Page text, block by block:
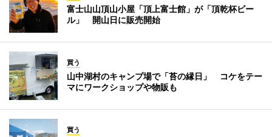
富士山山頂山小屋「頂上富士館」が「頂乾杯ビー
ル」 開山日に販売開始
買う
山中湖村のキャンプ場で「苔の縁日」 コケをテー
マにワークショップや物販も
買う